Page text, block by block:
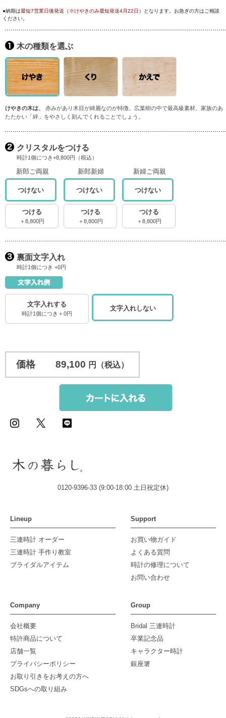
●納期は最短7営業日後発送（※けやきのみ最短発送4月22日）
となります。お急ぎの方はご相談
ください。
木の種類を選ぶ
けやきの木は、
赤みがあり木目が綺麗なのが特徴。広葉樹の中で最高級素材。家族のあ
たたかい「絆」をやさしく刻んでくれることでしょう。
クリスタルをつける
時計1個につき+8,800円（税込）
新郎ご両親
つけない
つける
＋8,800円
新郎新婦
つけない
つける
＋8,800円
新婦ご両親
つけない
つける
＋8,800円
裏面文字入れ
時計1個につき +0円
文字入れする
時計1個につき＋0円
文字入れしない
価格 89,100 円（税込）
0120-9396-33 (9:00-18:00 土日祝定休)
Lineup
三連時計 オーダー
三連時計 手作り教室
ブライダルアイテム
Support
お買い物ガイド
よくある質問
時計の修理について
お問い合わせ
Company
会社概要
特許商品について
店舗一覧
プライバシーポリシー
お取り引きをお考えの方へ
SDGsへの取り組み
Group
Bridal 三連時計
卒業記念品
キャラクター時計
銀座箸